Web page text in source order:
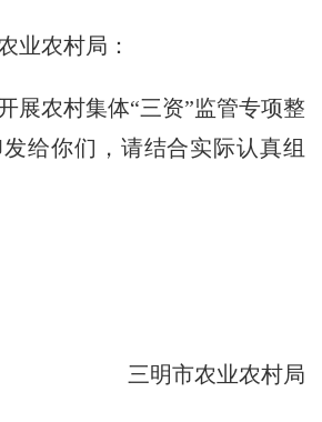
业农村局：
展农村集体“三资”监管专项整
给你们，请结合实际认真组
三明市农业农村局